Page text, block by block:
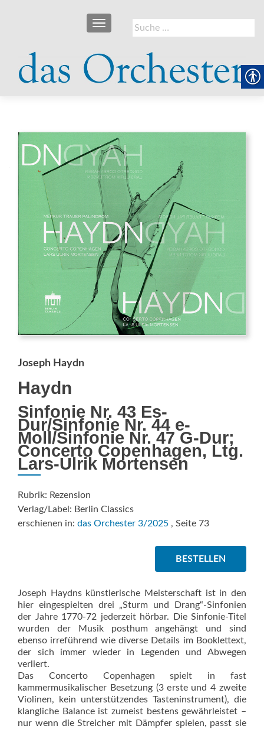
Suche
nach:
SCHALTE NAVIGATION
Joseph Haydn
Haydn
Sinfonie Nr. 43 Es-
Dur/Sinfonie Nr. 44 e-
Moll/Sinfonie Nr. 47 G-Dur;
Concerto Copenhagen, Ltg.
Lars-Ulrik Mortensen
Rubrik: Rezension
Verlag/Label: Berlin Classics
erschienen in: das Orchester 3/2025 , Seite 73
BESTELLEN
Joseph Haydns künstlerische Meisterschaft ist in den
hier eingespielten drei „Sturm und Drang“-Sinfonien
der Jahre 1770-72 jederzeit hörbar. Die Sinfonie-Titel
wurden der Musik posthum angehängt und sind
ebenso irreführend wie diverse Details im Booklettext,
der sich immer wieder in Legenden und Abwegen
verliert.
Das Concerto Copenhagen spielt in fast
kammermusikalischer Besetzung (3 erste und 4 zweite
Violinen, kein unterstützendes Tasteninstrument), die
klangliche Balance ist zumeist bestens gewährleistet –
nur wenn die Streicher mit Dämpfer spielen, passt sie